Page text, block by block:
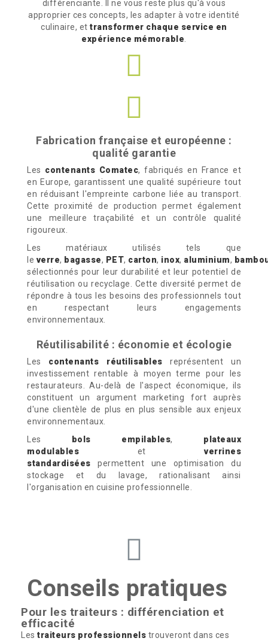
différenciante. Il ne vous reste plus qu'à vous
approprier ces concepts, les adapter à votre identité
culinaire, ettransformer chaque service en
expérience mémorable.
Fabrication française et européenne :
qualité garantie
Les contenants Comatec, fabriqués en France et
en Europe, garantissent une qualité supérieure tout
en réduisant l'empreinte carbone liée au transport.
Cette proximité de production permet également
une meilleure traçabilité et un contrôle qualité
rigoureux.
Les matériaux utilisés tels que
le verre, bagasse, PET, carton, inox, aluminium,
sélectionnés pour leur durabilité et leur potentiel de
réutilisation ou recyclage. Cette diversité permet de
répondre à tous les besoins des professionnels tout
en respectant leurs engagements
environnementaux.
Réutilisabilité : économie et écologie
Les contenants réutilisables représentent un
investissement rentable à moyen terme pour les
restaurateurs. Au-delà de l'aspect économique, ils
constituent un argument marketing fort auprès
d'une clientèle de plus en plus sensible aux enjeux
environnementaux.
Les
bols empilables, plateaux
modulables et verrines
standardisées permettent une optimisation du
stockage et du lavage, rationalisant ainsi
l'organisation en cuisine professionnelle.
Conseils pratiques
Pour les traiteurs : différenciation et
efficacité
Les traiteurs professionnels trouveront dans ces